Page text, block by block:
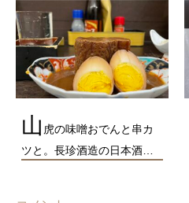
山 虎の味噌おでんと串カ
ツと。長珍酒造の日本酒…